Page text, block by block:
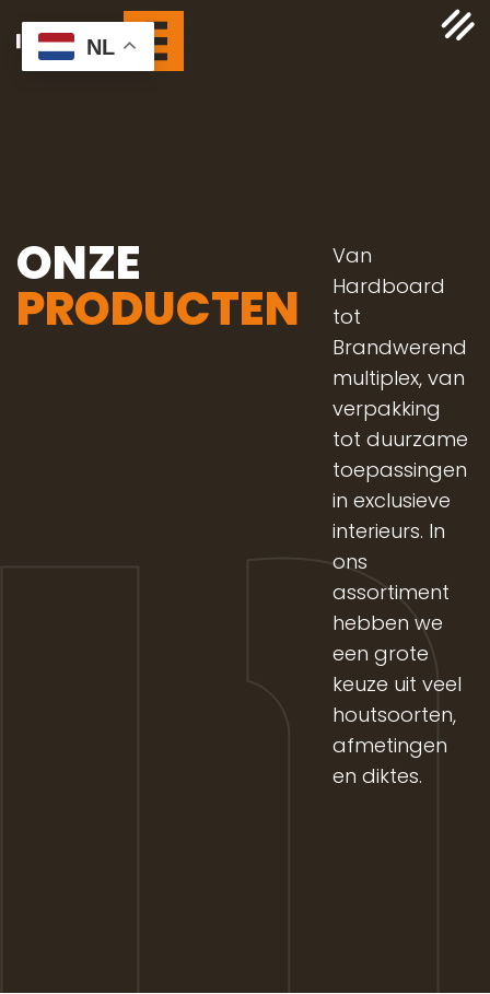
ONZE
PRODUCTEN
Van
Hardboard
tot
Brandwerend
multiplex, van
verpakking
tot duurzame
toepassingen
in exclusieve
interieurs. In
ons
assortiment
hebben we
een grote
keuze uit veel
houtsoorten,
afmetingen
en diktes.
NL